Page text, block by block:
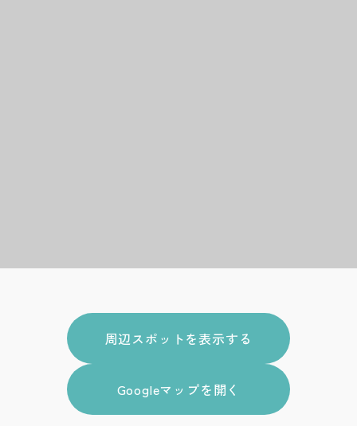
周辺スポットを表示する
Googleマップを開く